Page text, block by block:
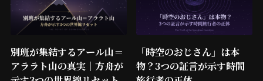
別班が集結するアール山＝
アララト山の真実｜方舟が
「時空のおじさん」は本
物？3つの証言が示す時間